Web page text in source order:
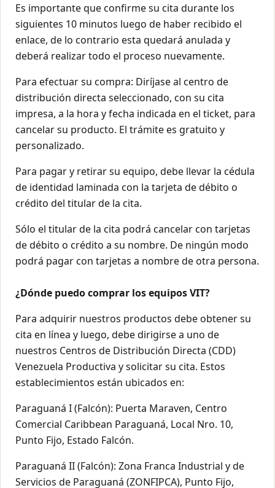
Es importante que confirme su cita durante los
siguientes 10 minutos luego de haber recibido el
enlace, de lo contrario esta quedará anulada y
deberá realizar todo el proceso nuevamente.
Para efectuar su compra: Diríjase al centro de
distribución directa seleccionado, con su cita
impresa, a la hora y fecha indicada en el ticket, para
cancelar su producto. El trámite es gratuito y
personalizado.
Para pagar y retirar su equipo, debe llevar la cédula
de identidad laminada con la tarjeta de débito o
crédito del titular de la cita.
Sólo el titular de la cita podrá cancelar con tarjetas
de débito o crédito a su nombre. De ningún modo
podrá pagar con tarjetas a nombre de otra persona.
¿Dónde puedo comprar los equipos VIT?
Para adquirir nuestros productos debe obtener su
cita en línea y luego, debe dirigirse a uno de
nuestros Centros de Distribución Directa (CDD)
Venezuela Productiva y solicitar su cita. Estos
establecimientos están ubicados en:
Paraguaná I (Falcón): Puerta Maraven, Centro
Comercial Caribbean Paraguaná, Local Nro. 10,
Punto Fijo, Estado Falcón.
Paraguaná II (Falcón): Zona Franca Industrial y de
Servicios de Paraguaná (ZONFIPCA), Punto Fijo,